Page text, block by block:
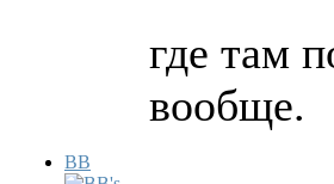
BB
где там
вообще.